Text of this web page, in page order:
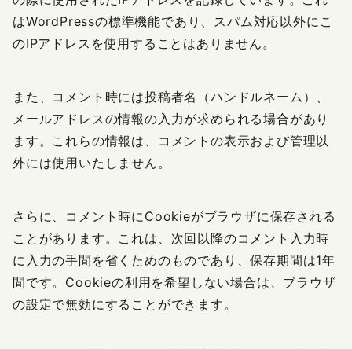
はWordPressの標準機能であり、スパム対応以外にこ
のIPアドレスを使用することはありません。
また、コメント時には投稿者名（ハンドルネーム）、
メールアドレスの情報の入力が求められる場合があり
ます。これらの情報は、コメントの表示および管理以
外には使用いたしません。
さらに、コメント時にCookieがブラウザに保存される
ことがあります。これは、次回以降のコメント入力時
に入力の手間を省くためのものであり、保存期間は1年
間です。Cookieの利用を希望しない場合は、ブラウザ
の設定で無効にすることができます。